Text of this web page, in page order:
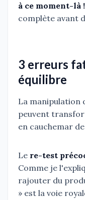
à ce moment-là !
complète avant
3 erreurs
équilibre
La manipulation
peuvent
en cauchemar
Le re-test
Comme je
rajouter du
» est la voie